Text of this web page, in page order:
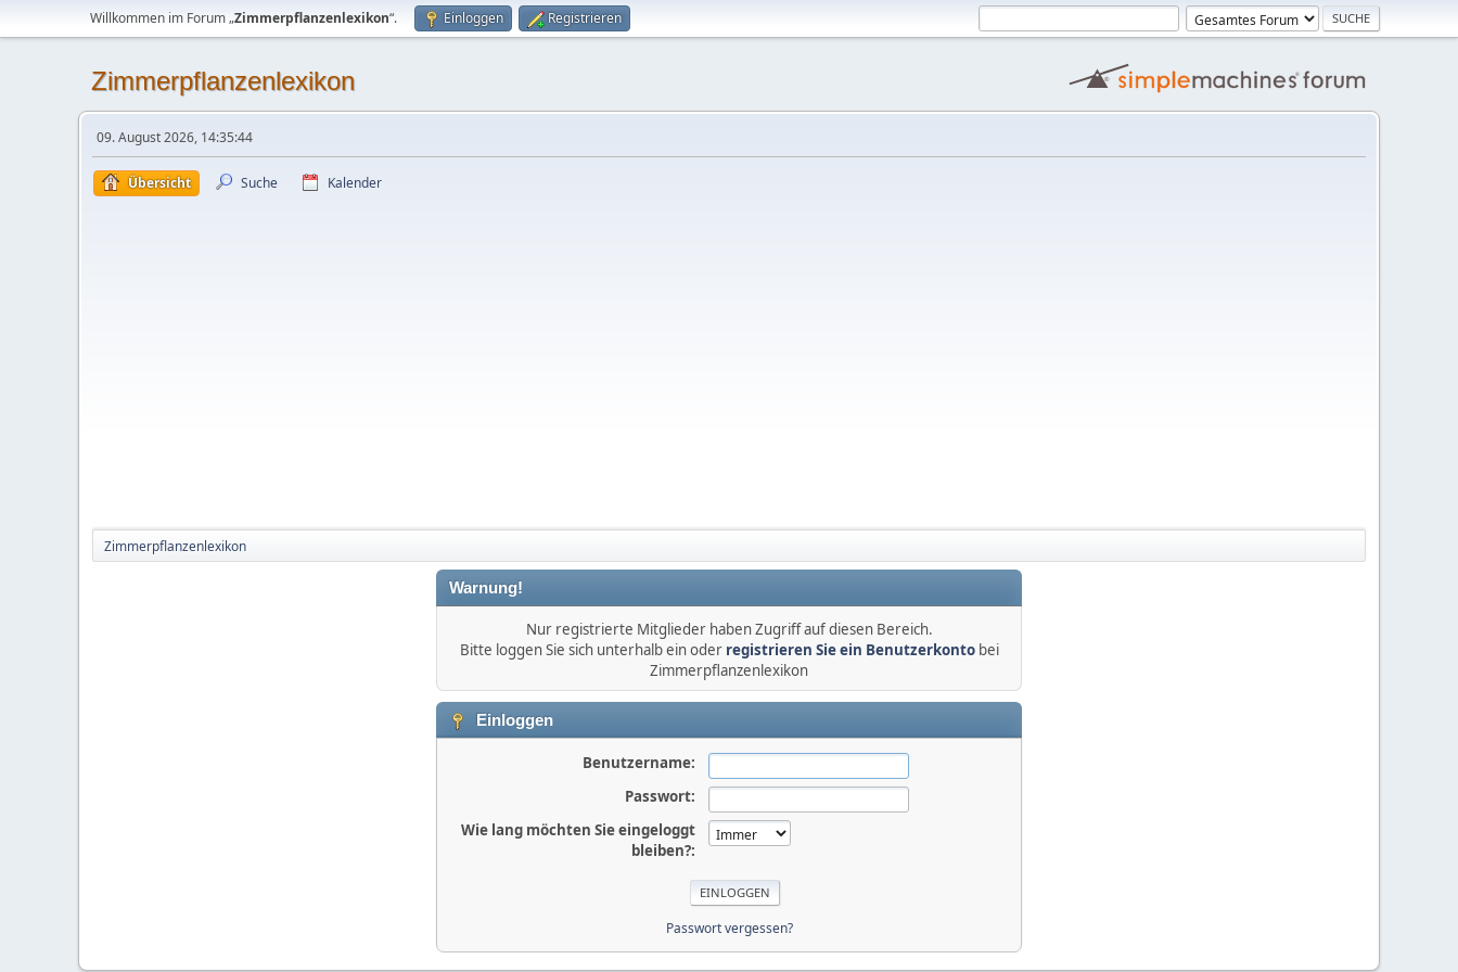
Willkommen im Forum „Zimmerpflanzenlexikon“. Einloggen Registrieren
Zimmerpflanzenlexikon
09. August 2026, 14:35:44
Übersicht Suche Kalender
Zimmerpflanzenlexikon
Warnung!
Nur registrierte Mitglieder haben Zugriff auf diesen Bereich.
Bitte loggen Sie sich unterhalb ein oder registrieren Sie ein Benutzerkontobei
Zimmerpflanzenlexikon
Einloggen
Benutzername:
Passwort:
Wie lang möchten Sie eingeloggt
bleiben?:
Passwort vergessen?